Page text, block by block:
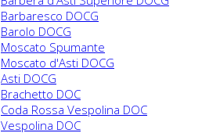
Barbaresco DOCG
Barolo DOCG
Moscato Spumante
Moscato d'Asti DOCG
Asti DOCG
Brachetto DOC
Coda Rossa Vespolina DOC
Vespolina DOC